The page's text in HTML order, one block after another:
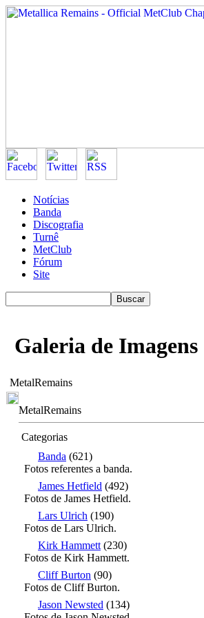
Notícias
Banda
Discografia
Turnê
MetClub
Fórum
Site
Galeria de Imagens
MetalRemains
MetalRemains
Categorias
Banda (621)
Fotos referentes a banda.
James Hetfield (492)
Fotos de James Hetfield.
Lars Ulrich (190)
Fotos de Lars Ulrich.
Kirk Hammett (230)
Fotos de Kirk Hammett.
Cliff Burton (90)
Fotos de Cliff Burton.
Jason Newsted (134)